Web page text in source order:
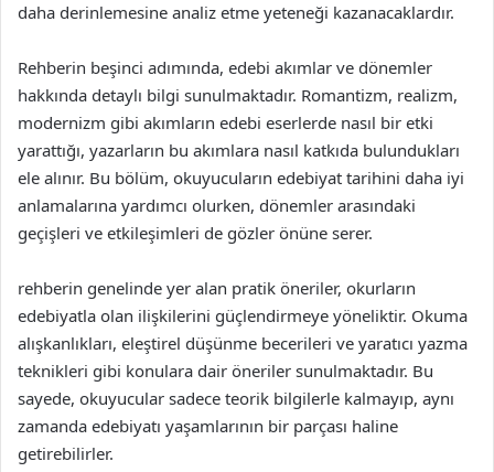
daha derinlemesine analiz etme yeteneği kazanacaklardır.
Rehberin beşinci adımında, edebi akımlar ve dönemler
hakkında detaylı bilgi sunulmaktadır. Romantizm, realizm,
modernizm gibi akımların edebi eserlerde nasıl bir etki
yarattığı, yazarların bu akımlara nasıl katkıda bulundukları
ele alınır. Bu bölüm, okuyucuların edebiyat tarihini daha iyi
anlamalarına yardımcı olurken, dönemler arasındaki
geçişleri ve etkileşimleri de gözler önüne serer.
rehberin genelinde yer alan pratik öneriler, okurların
edebiyatla olan ilişkilerini güçlendirmeye yöneliktir. Okuma
alışkanlıkları, eleştirel düşünme becerileri ve yaratıcı yazma
teknikleri gibi konulara dair öneriler sunulmaktadır. Bu
sayede, okuyucular sadece teorik bilgilerle kalmayıp, aynı
zamanda edebiyatı yaşamlarının bir parçası haline
getirebilirler.